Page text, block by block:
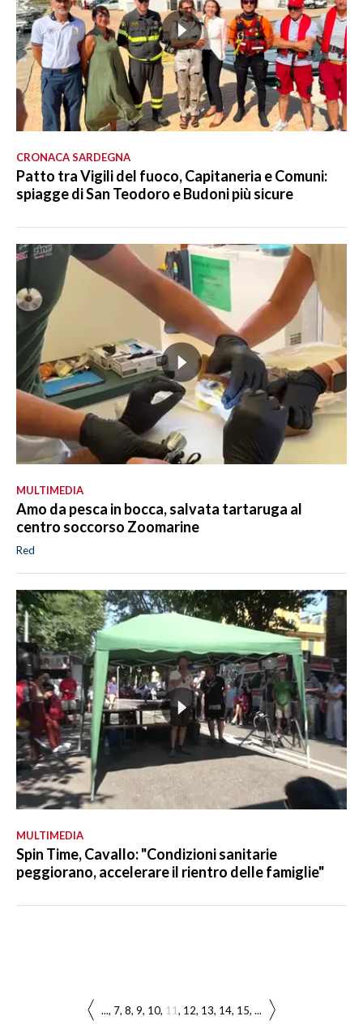
CRONACA SARDEGNA
Patto tra Vigili del fuoco, Capitaneria e Comuni:
spiagge di San Teodoro e Budoni più sicure
MULTIMEDIA
Amo da pesca in bocca, salvata tartaruga al
centro soccorso Zoomarine
Red
MULTIMEDIA
Spin Time, Cavallo: "Condizioni sanitarie
peggiorano, accelerare il rientro delle famiglie"
... 7 8 9 10 11 12 13 14 15 ...